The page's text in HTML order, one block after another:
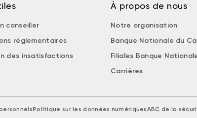
conseiller
réglementaires
des insatisfactions
À propos de nous
Notre organisation
Banque Nationale du
Filiales Banque
Carrières
Politique sur les données numériquesABC de la